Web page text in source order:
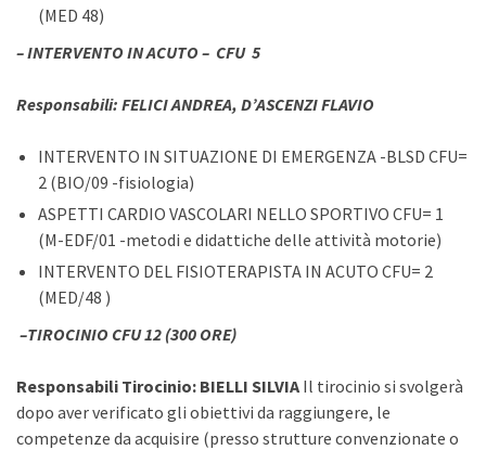
(MED 48)
–INTERVENTO IN ACUTO – CFU 5
Responsabili: FELICI ANDREA, D’ASCENZI FLAVIO
INTERVENTO IN SITUAZIONE DI EMERGENZA -BLSD CFU=
2 (BIO/09 -fisiologia)
ASPETTI CARDIO VASCOLARI NELLO SPORTIVO CFU= 1
(M-EDF/01 -metodi e didattiche delle attività motorie)
INTERVENTO DEL FISIOTERAPISTA IN ACUTO CFU= 2
(MED/48 )
–TIROCINIO CFU 12 (300 ORE)
Responsabili Tirocinio: BIELLI SILVIA Il tirocinio si svolgerà
dopo aver verificato gli obiettivi da raggiungere, le
competenze da acquisire (presso strutture convenzionate o